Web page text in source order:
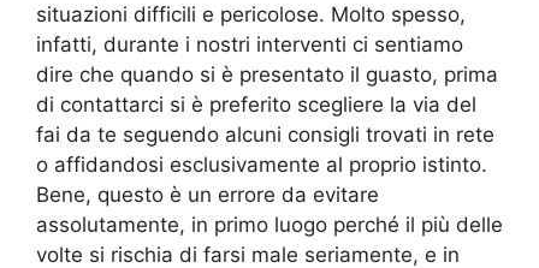
situazioni difficili e pericolose. Molto spesso,
infatti, durante i nostri interventi ci sentiamo
dire che quando si è presentato il guasto, prima
di contattarci si è preferito scegliere la via del
fai da te seguendo alcuni consigli trovati in rete
o affidandosi esclusivamente al proprio istinto.
Bene, questo è un errore da evitare
assolutamente, in primo luogo perché il più delle
volte si rischia di farsi male seriamente, e in